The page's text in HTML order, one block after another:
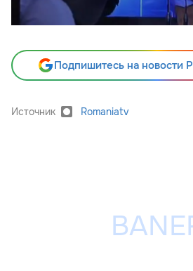
Подпишитесь на новости
Источник Romaniatv